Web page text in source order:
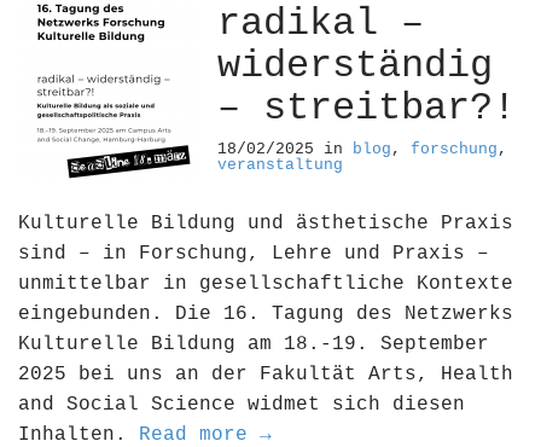
radikal –
widerständig
– streitbar?!
18/02/2025 in blog , forschung ,
veranstaltung
Kulturelle Bildung und ästhetische Praxis
sind – in Forschung, Lehre und Praxis –
unmittelbar in gesellschaftliche Kontexte
eingebunden. Die 16. Tagung des Netzwerks
Kulturelle Bildung am 18.-19. September
2025 bei uns an der Fakultät Arts, Health
and Social Science widmet sich diesen
Inhalten. Read more →